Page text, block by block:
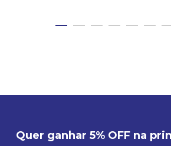
Quer ganhar 5% OFF na